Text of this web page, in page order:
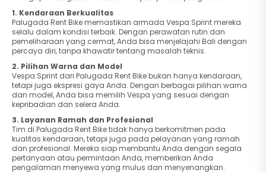
1. Kendaraan Berkualitas
Palugada Rent Bike memastikan armada Vespa Sprint mereka
selalu dalam kondisi terbaik. Dengan perawatan rutin dan
pemeliharaan yang cermat, Anda bisa menjelajahi Bali dengan
percaya diri, tanpa khawatir tentang masalah teknis.
2. Pilihan Warna dan Model
Vespa Sprint dari Palugada Rent Bike bukan hanya kendaraan,
tetapi juga ekspresi gaya Anda. Dengan berbagai pilihan warna
dan model, Anda bisa memilih Vespa yang sesuai dengan
kepribadian dan selera Anda.
3. Layanan Ramah dan Profesional
Tim di Palugada Rent Bike tidak hanya berkomitmen pada
kualitas kendaraan, tetapi juga pada pelayanan yang ramah
dan profesional. Mereka siap membantu Anda dengan segala
pertanyaan atau permintaan Anda, memberikan Anda
pengalaman menyewa yang mulus dan menyenangkan.